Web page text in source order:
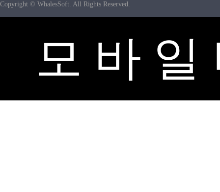
Copyright © WhalesSoft. All Rights Reserved.
모 바 일